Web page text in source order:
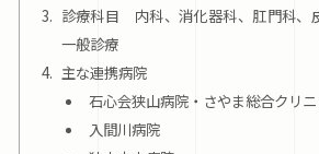
診療科目 内科、消化器科、肛門科、
一般診療
主な連携病院
石心会狭山病院・さやま総合クリ
入間川病院